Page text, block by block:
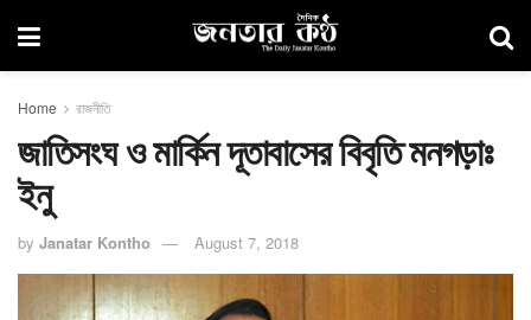
Home রাজনীতি
জাতিসংঘ ও মার্কিন দূতাবাসের বিবৃতি মনগড়াঃ
ইনু
by Janatar Kontho August 7, 2018